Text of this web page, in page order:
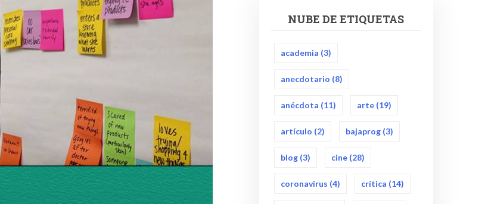
NUBE DE ETIQUETAS
academia (3)
anecdotario (8)
anécdota (11) arte(19)
artículo (2) bajaprog(3)
blog(3) cine(28)
coronavirus (4) crítica (14)